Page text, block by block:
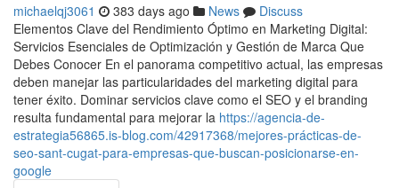
michaelqj3061 383 days ago News
Discuss
Elementos Clave del Rendimiento Óptimo en Marketing Digital:
Servicios Esenciales de Optimización y Gestión de Marca Que
Debes Conocer En el panorama competitivo actual, las empresas
deben manejar las particularidades del marketing digital para
tener éxito. Dominar servicios clave como el SEO y el branding
resulta fundamental para mejorar la https://agencia-de-
estrategia56865.is-blog.com/42917368/mejores-prácticas-de-
seo-sant-cugat-para-empresas-que-buscan-posicionarse-en-
google